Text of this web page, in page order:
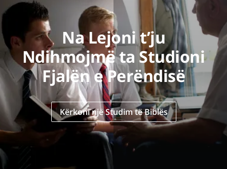
Na Lejoni t’ju
Ndihmojmë ta Studioni
Fjalën e Perëndisë
Kërkoni një Studim të Biblës